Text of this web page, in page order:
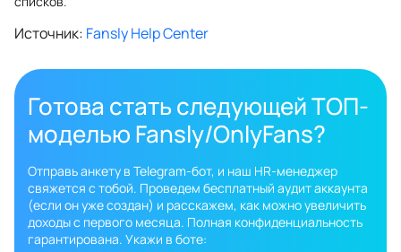
Источник: Fansly Help Center
Готова стать следующей ТОП-
моделью Fansly/OnlyFans?
Отправь анкету в Telegram-бот, и наш HR-менеджер
свяжется с тобой. Проведем бесплатный аудит аккаунта
(если он уже создан) и расскажем, как можно увеличить
доходы с первого месяца. Полная конфиденциальность
гарантирована. Укажи в боте: